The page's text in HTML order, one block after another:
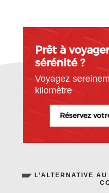
Prêt à
sérénité ?
Voyagez
kilomètre
Réservez
L’ALTERNATIVE